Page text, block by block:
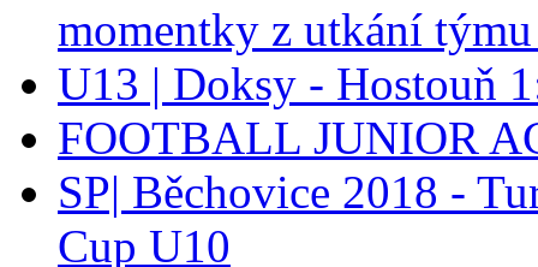
momentky z utkání
U13 | Doksy - Hostouň
FOOTBALL JUNIOR
SP| Běchovice 2018 -
Cup U10